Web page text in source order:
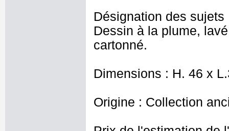
Désignation des
Dessin à la plume,
cartonné.
Dimensions : H. 46 x
Origine : Collection